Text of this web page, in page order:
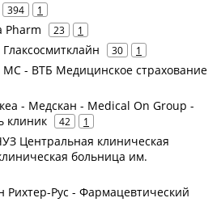
394 1
Pharm 23 1
30 1
МС - ВТБ Медицинское страхование
- Медскан - Medical On Group -
клиник
42 1
Центральная клиническая
больница им.
Рихтер-Рус - Фармацевтический